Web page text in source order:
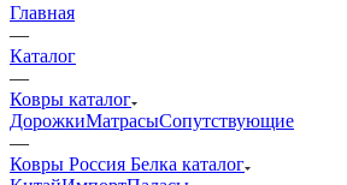
Главная
—
Каталог
—
Ковры каталог
ДорожкиМатрасыСопутствующие
—
Ковры Россия Белка каталог